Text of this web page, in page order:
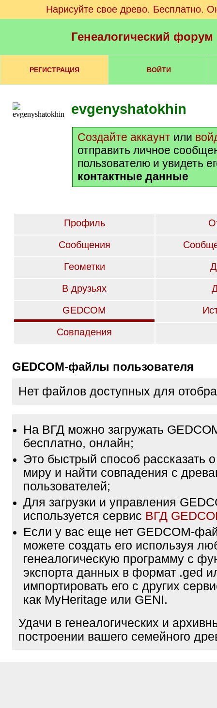
Нарисуйте свое древо. Бесплатно.
Генеалогический
РЕГИСТРАЦИЯ ВОЙТИ
evgenyshatokhin
Создайте аккаунт или
отправить личное
пользователю и увидеть
контактные данные
Профиль
Сообщения
Геометки
В друзьях
GEDCOM
Совпадения
GEDCOM-файлы пользователя
Нет файлов доступных для
На ВГД можно загружать
бесплатно, онлайн;
Это быстрый способ рассказать
миру и найти совпадения с
пользователей;
Для загрузки и управления
используется сервис ВГД
Если у вас еще нет GEDCOM-
можете создать его используя
генеалогическую программу с
экспорта данных в формат .ged
импортировать его с других
как MyHeritage или GENI.
Удачи в генеалогических и
построении вашего семейного